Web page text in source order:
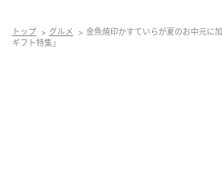
開催期間（お中元）: 2026年6
11時頃
トップ グルメ
金魚焼印かすていらが夏のお中元に
ギフト特集」